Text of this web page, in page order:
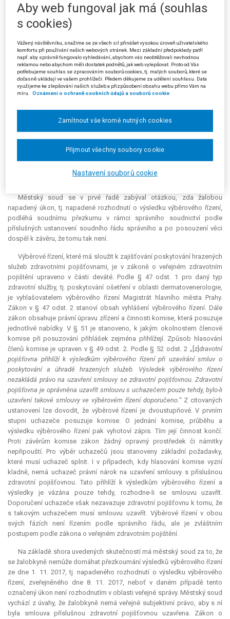
Věc:MUDr. Darina Z. proti Magistrátu hlavního města Prahy o uzavření
smlouvy se zdravotními pojišťovnami.
rozhodnutí žalovaného o výsledku výběrového řízení na uzavření
smlouvy se zdravotními pojišťovnami o poskytování a úhradě hrazených
služeb v oboru dermatovenerologie ze dne 1. 11. 2017 a současně
navrhla, aby soud žalobě proti tomuto rozhodnutí o výsledku
výběrového řízení přiznal odkladný účinek.
splnění zákonných kritérií, která jsou uvedena v § 51 zákona o veřejném
Městský soud v Praze žalobu odmítl.
Z ODŮVODNĚNÍ:
Městský soud se v prvé řadě zabýval otázkou, zda žalobou
napadený úkon, tj. napadené rozhodnutí o výsledku výběrového řízení,
podléhá soudnímu přezkumu v rámci správního soudnictví podle
příslušných ustanovení soudního řádu správního a po posouzení věci
dospěl k závěru, že tomu tak není.
Výběrové řízení, které má sloužit k zajišťování poskytování hrazených
služeb zdravotními pojišťovnami, je v zákoně o veřejném zdravotním
pojištění upraveno v části deváté. Podle § 47 odst. 1 pro daný typ
zdravotní služby, tj. poskytování ošetření v oblasti dermatovenerologie,
je vyhlašovatelem výběrového řízení Magistrát hlavního města Prahy.
Zákon v § 47 odst. 2 stanoví obsah vyhlášení výběrového řízení. Dále
zákon obsahuje právní úpravu zřízení a činnosti komise, která posuzuje
jednotlivé nabídky. V § 51 je stanoveno, k jakým okolnostem členové
komise při posuzování přihlášek zejména přihlížejí. Způsob hlasování
členů komise je upraven v § 49 odst. 2. Podle § 52 odst. 2 „[z] dravotní
pojišťovna přihlíží k výsledkům výběrového řízení při uzavírání smluv o
poskytování a úhradě hrazených služeb. Výsledek výběrového řízení
nezakládá právo na uzavření smlouvy se zdravotní pojišťovnou. Zdravotní
pojišťovna je oprávněna uzavřít smlouvu s uchazečem pouze tehdy, bylo-li
uzavření takové smlouvy ve výběrovém řízení doporučeno.“ Z citovaných
ustanovení lze dovodit, že výběrové řízení je dvoustupňové. V prvním
stupni uchazeče posuzuje komise. O jednání komise, průběhu a
výsledku výběrového řízení pak vyhotoví zápis. Tím její činnost končí.
Proti závěrům komise zákon žádný opravný prostředek či námitky
nepřipouští. Pro výběr uchazečů jsou stanoveny základní požadavky,
které musí uchazeč splnit. I v případech, kdy hlasování komise vyzní
kladně, nemá uchazeč právní nárok na uzavření smlouvy s příslušnou
zdravotní pojišťovnou. Tato přihlíží k výsledkům výběrového řízení a
výsledky je vázána pouze tehdy, rozhodne-li se smlouvu uzavřít.
Doporučení uchazeče však nezavazuje zdravotní pojišťovnu k tomu, že
s takovým uchazečem musí smlouvu uzavřít. Výběrové řízení v obou
svých fázích není řízením podle správního řádu, ale je zvláštním
postupem podle zákona o veřejném zdravotním pojištění.
Na základě shora uvedených skutečností má městský soud za to, že
se žalobkyně nemůže domáhat přezkoumání výsledků výběrového řízení
ze dne 1. 11. 2017, tj. napadeného rozhodnutí o výsledku výběrového
řízení, zveřejněného dne 8. 11. 2017, neboť v daném případě tento
označený úkon není rozhodnutím v oblasti veřejné správy. Městský soud
vychází z úvahy, že žalobkyně nemá veřejné subjektivní právo, aby s ní
byla smlouva příslušnou zdravotní pojišťovnou uzavřena. Zákon o
Aby web fungoval jak má (souhlas
s cookies)
Vážený návštěvníku, snažíme se ze všech sil přinášet vysokou úroveň uživatelského
komfortu při používání našich webových stránek. Mezi základní předpoklady patří
např. aby správně fungovalo vyhledávání, abychom vás neobtěžovali nevhodnou
reklamou nebo abychom měli dostatek podnětů, jak web vylepšovat. Proto od Vás
potřebujeme souhlas se zpracováním souborů cookies, tj. malých souborů, které se
dočasně ukládají ve vašem prohlížeči. Předem děkujeme za udělení souhlasu. Data
využijeme ke zlepšování našich služeb a přizpůsobení obsahu webu přímo Vám na
míru.
Oznámení o ochraně osobních údajů a souborů cookie
Nastavení souborů cookie
Zamítnout vše kromě nutných cookies
Přijmout všechny soubory cookie